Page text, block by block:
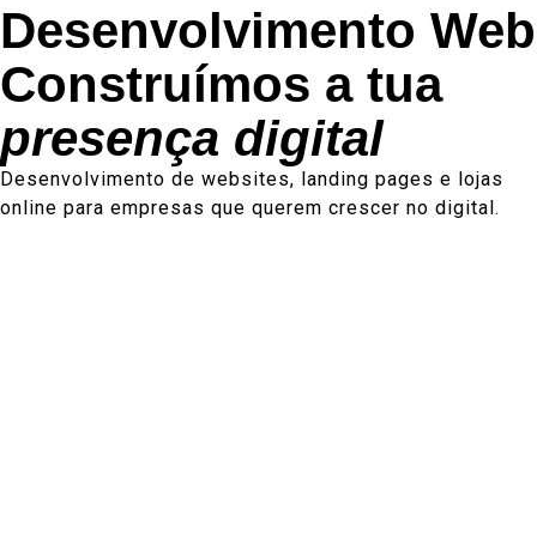
Desenvolvimento Web
Construímos a tua
presença digital
Desenvolvimento de websites, landing pages e lojas
online para empresas que querem crescer no digital.